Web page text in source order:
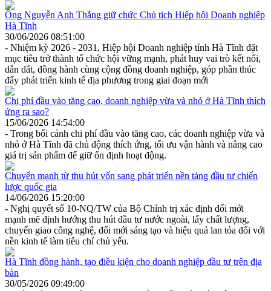
Ông Nguyễn Anh Thắng giữ chức Chủ tịch Hiệp hội Doanh nghiệp
Hà Tĩnh
30/06/2026 08:51:00
- Nhiệm kỳ 2026 - 2031, Hiệp hội Doanh nghiệp tỉnh Hà Tĩnh đặt
mục tiêu trở thành tổ chức hội vững mạnh, phát huy vai trò kết nối,
dẫn dắt, đồng hành cùng cộng đồng doanh nghiệp, góp phần thúc
đẩy phát triển kinh tế địa phương trong giai đoạn mới
Chi phí đầu vào tăng cao, doanh nghiệp vừa và nhỏ ở Hà Tĩnh thích
ứng ra sao?
15/06/2026 14:54:00
- Trong bối cảnh chi phí đầu vào tăng cao, các doanh nghiệp vừa và
nhỏ ở Hà Tĩnh đã chủ động thích ứng, tối ưu vận hành và nâng cao
giá trị sản phẩm để giữ ổn định hoạt động.
Chuyển mạnh từ thu hút vốn sang phát triển nền tảng đầu tư chiến
lược quốc gia
14/06/2026 15:20:00
- Nghị quyết số 10-NQ/TW của Bộ Chính trị xác định đổi mới
mạnh mẽ định hướng thu hút đầu tư nước ngoài, lấy chất lượng,
chuyển giao công nghệ, đổi mới sáng tạo và hiệu quả lan tỏa đối với
nền kinh tế làm tiêu chí chủ yếu.
Hà Tĩnh đồng hành, tạo điều kiện cho doanh nghiệp đầu tư trên địa
bàn
30/05/2026 09:49:00